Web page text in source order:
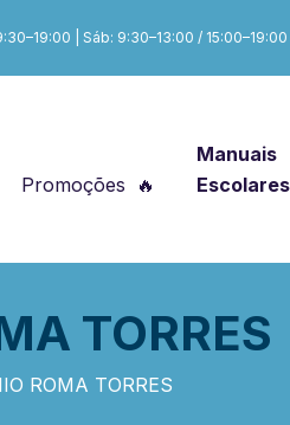
| Sáb: 9:30–13:00 / 15:00–19:00
Promoções
Manuais
Escolares
TORRES
ROMA TORRES